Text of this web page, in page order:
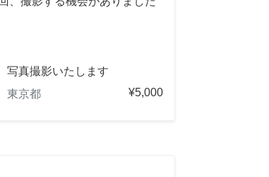
写真撮影いたします
東京都
¥5,000